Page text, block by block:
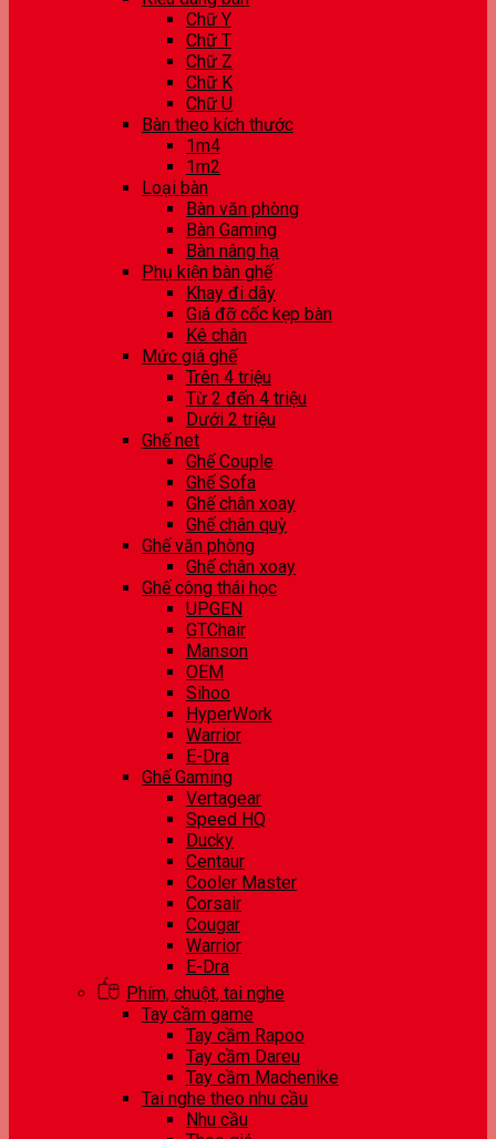
Chữ Y
Chữ T
Chữ Z
Chữ K
Chữ U
Bàn theo kích thước
1m4
1m2
Loại bàn
Bàn văn phòng
Bàn Gaming
Bàn nâng hạ
Phụ kiện bàn ghế
Khay đi dây
Giá đỡ cốc kẹp bàn
Kê chân
Mức giá ghế
Trên 4 triệu
Từ 2 đến 4 triệu
Dưới 2 triệu
Ghế net
Ghế Couple
Ghế Sofa
Ghế chân xoay
Ghế chân quỳ
Ghế văn phòng
Ghế chân xoay
Ghế công thái học
UPGEN
GTChair
Manson
OEM
Sihoo
HyperWork
Warrior
E-Dra
Ghế Gaming
Vertagear
Speed HQ
Ducky
Centaur
Cooler Master
Corsair
Cougar
Warrior
E-Dra
Phím, chuột, tai nghe
Tay cầm game
Tay cầm Rapoo
Tay cầm Dareu
Tay cầm Machenike
Tai nghe theo nhu cầu
Nhu cầu